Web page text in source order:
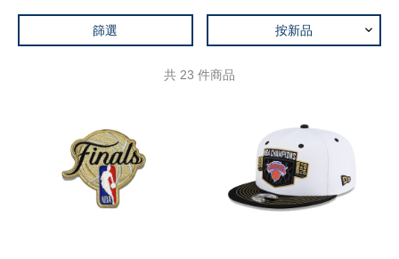
篩選 按新品
共 23 件商品